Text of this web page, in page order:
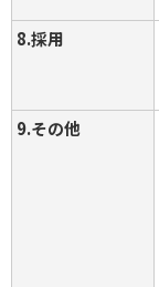
8.採用
9.その他